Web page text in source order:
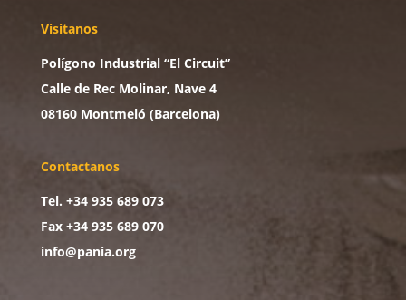
Visitanos
Polígono Industrial “El Circuit”
Calle de Rec Molinar, Nave 4
08160 Montmeló (Barcelona)
Contactanos
Tel. +34 935 689 073
Fax +34 935 689 070
info@pania.org